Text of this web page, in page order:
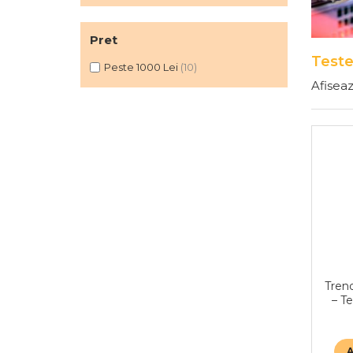
Pret
Peste 1000 Lei (10)
–